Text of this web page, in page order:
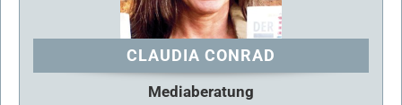
CLAUDIA CONRAD
Mediaberatung